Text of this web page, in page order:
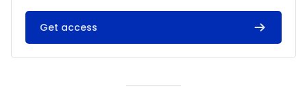
Get access